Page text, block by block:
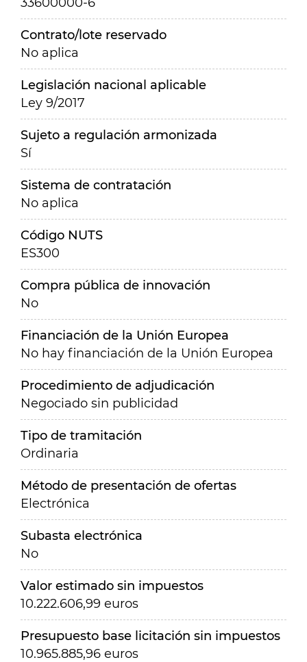
Contrato/lote reservado
No aplica
Legislación nacional aplicable
Ley 9/2017
Sujeto a regulación armonizada
Sí
Sistema de contratación
No aplica
Código NUTS
ES300
Compra pública de innovación
No
Financiación de la Unión Europea
No hay financiación de la Unión Europea
Procedimiento de adjudicación
Negociado sin publicidad
Tipo de tramitación
Ordinaria
Método de presentación de ofertas
Electrónica
Subasta electrónica
No
Valor estimado sin impuestos
10.222.606,99 euros
Presupuesto base licitación sin impuestos
10.965.885,96 euros